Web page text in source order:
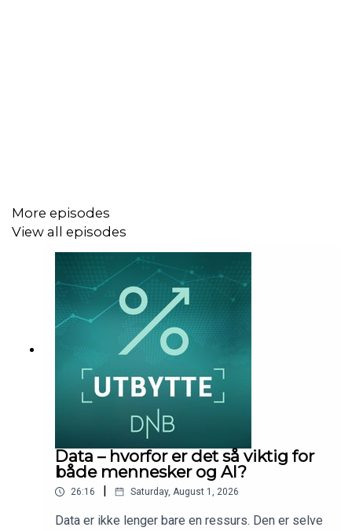
More episodes
View all episodes
Data – hvorfor er det så viktig for
både mennesker og AI?
26:16 Saturday, August 1, 2026
Data er ikke lenger bare en ressurs. Den er selve